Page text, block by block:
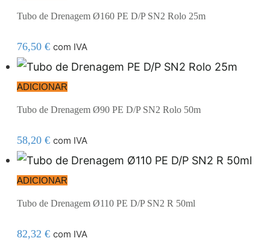
Tubo de Drenagem Ø160 PE D/P SN2 Rolo 25m
76,50 € com IVA
ADICIONAR
Tubo de Drenagem Ø90 PE D/P SN2 Rolo 50m
58,20 € com IVA
ADICIONAR
Tubo de Drenagem Ø110 PE D/P SN2 R 50ml
82,32 € com IVA